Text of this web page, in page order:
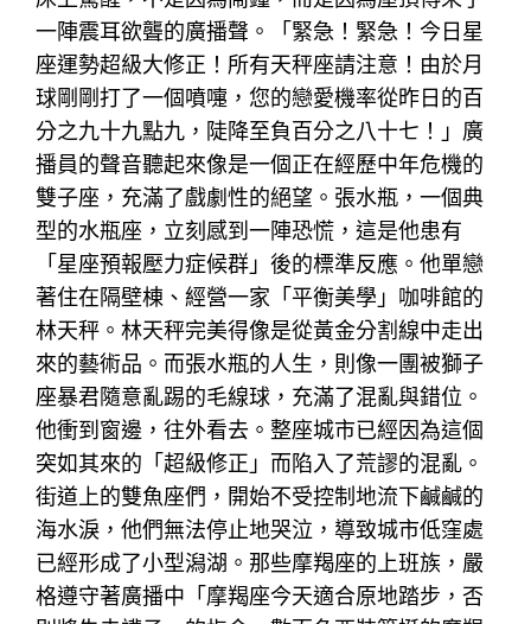
一陣震耳欲聾的廣播聲。「緊急！緊急！今日星
座運勢超級大修正！所有天秤座請注意！由於月
球剛剛打了一個噴嚏，您的戀愛機率從昨日的百
分之九十九點九，陡降至負百分之八十七！」廣
播員的聲音聽起來像是一個正在經歷中年危機的
雙子座，充滿了戲劇性的絕望。張水瓶，一個典
型的水瓶座，立刻感到一陣恐慌，這是他患有
「星座預報壓力症候群」後的標準反應。他單戀
著住在隔壁棟、經營一家「平衡美學」咖啡館的
林天秤。林天秤完美得像是從黃金分割線中走出
來的藝術品。而張水瓶的人生，則像一團被獅子
座暴君隨意亂踢的毛線球，充滿了混亂與錯位。
他衝到窗邊，往外看去。整座城市已經因為這個
突如其來的「超級修正」而陷入了荒謬的混亂。
街道上的雙魚座們，開始不受控制地流下鹹鹹的
海水淚，他們無法停止地哭泣，導致城市低窪處
已經形成了小型潟湖。那些摩羯座的上班族，嚴
格遵守著廣播中「摩羯座今天適合原地踏步，否